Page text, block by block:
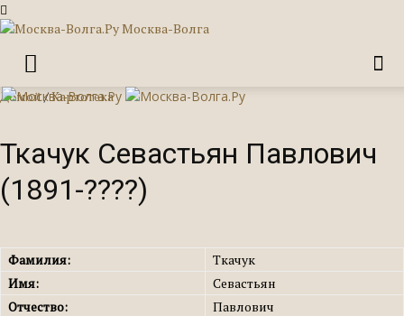
Москва-Волга
Домой/Картотека
Ткачук Севастьян Павлович
(1891-????)
Фамилия:
Ткачук
Имя:
Севастьян
Отчество:
Павлович